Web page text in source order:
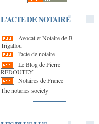
L'ACTE DE NOTAIRE
Avocat et Notaire de B
Trigallou
l'acte de notaire
Le Blog de Pierre
REDOUTEY
Notaires de France
The notaries society